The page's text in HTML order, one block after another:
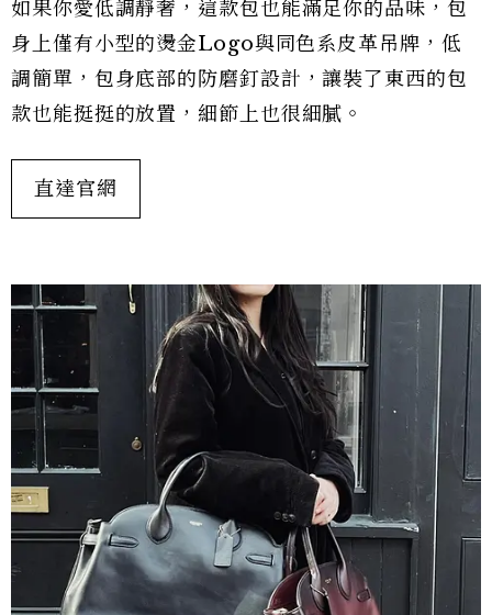
如果你愛低調靜奢，這款包也能滿足你的品味，包
身上僅有小型的燙金Logo與同色系皮革吊牌，低
調簡單，包身底部的防磨釘設計，讓裝了東西的包
款也能挺挺的放置，細節上也很細膩。
直達官網